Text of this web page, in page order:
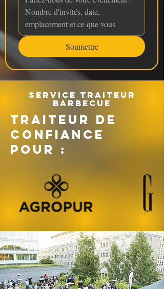
Soumettre
Service traiteur
barbecue
TRAITEUR DE
CONFIANCE
POUR :